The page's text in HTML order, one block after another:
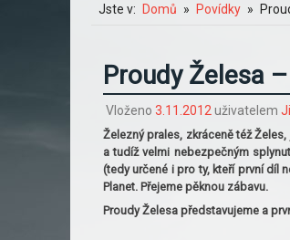
Jste v: Domů Povídky
Proudy Želesa
Vloženo 3.11.2012 uživatelem
Železný prales, zkráceně též
a tudíž velmi nebezpečným
(tedy určené i pro ty, kteří první díl
Planet. Přejeme pěknou zábavu.
Proudy Želesa představujeme a